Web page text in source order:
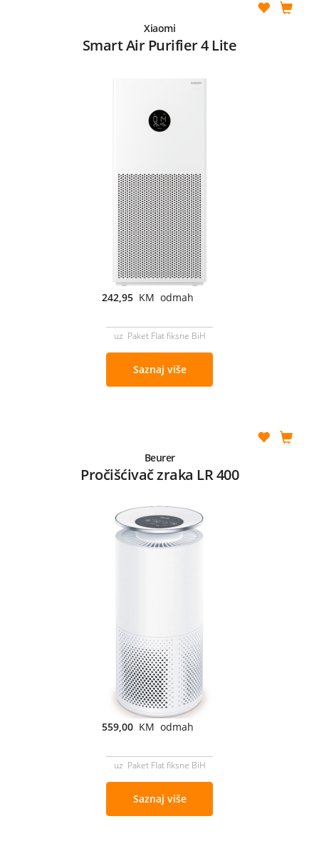
Xiaomi
Smart Air Purifier 4 Lite
242,95 KM odmah
uz Paket Flat fiksne BiH
Saznaj više
Beurer
Pročišćivač zraka LR 400
559,00 KM odmah
uz Paket Flat fiksne BiH
Saznaj više